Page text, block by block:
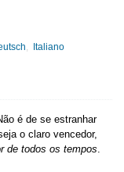
Italiano
é de se estranhar
o claro vencedor,
de todos os tempos.